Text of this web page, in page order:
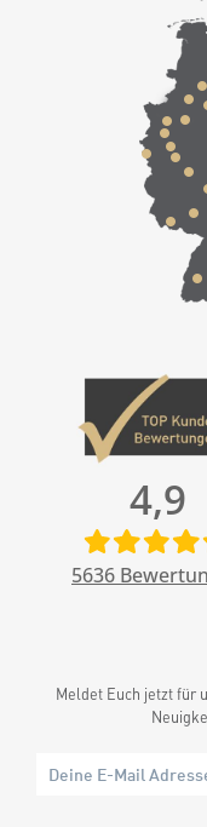
4,9
5636
Meldet Euch jetzt für